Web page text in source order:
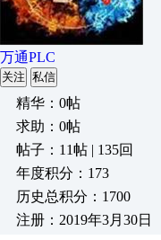
万通PLC
关注 私信
精华：0帖
求助：0帖
帖子：11帖 | 135回
年度积分：173
历史总积分：1700
注册：2019年3月30日